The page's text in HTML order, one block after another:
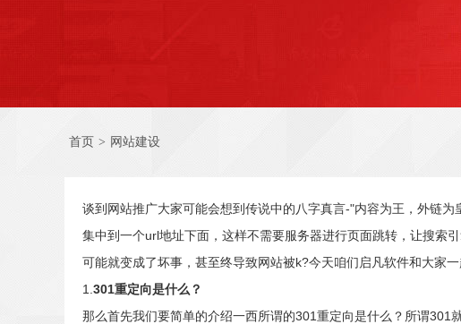
首页 > 网站建设
谈到网站推广大家可能会想到传说中的八字真言-"内容为王，外链
集中到一个url地址下面，这样不需要服务器进行页面跳转，让搜索
可能就变成了坏事，甚至终导致网站被k?今天咱们启凡软件和大家
1. 301重定向是什么？
那么首先我们要简单的介绍一西所谓的301重定向是什么？所谓